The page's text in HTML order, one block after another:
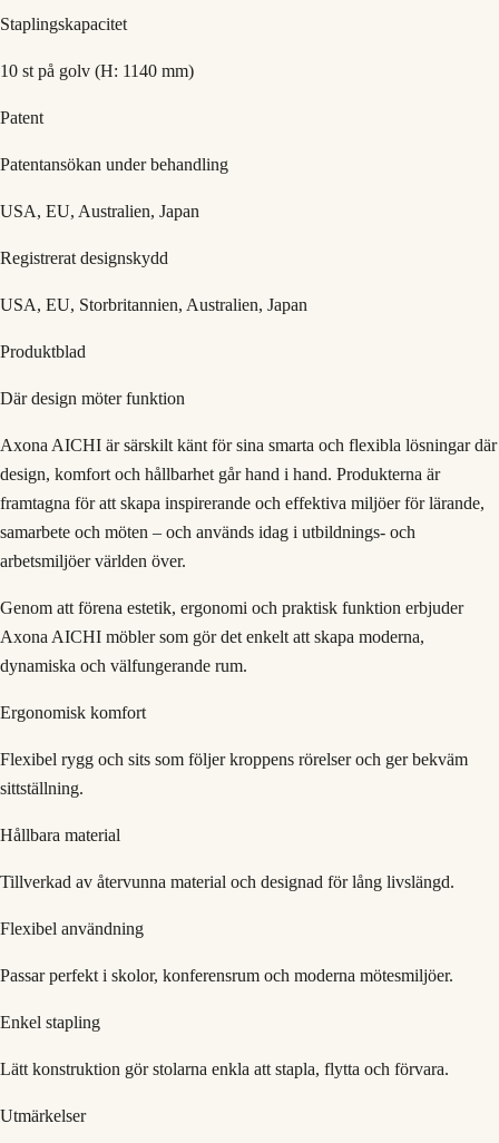
Staplingskapacitet
10 st på golv (H: 1140 mm)
Patent
Patentansökan under behandling
USA, EU, Australien, Japan
Registrerat designskydd
USA, EU, Storbritannien, Australien, Japan
Produktblad
Där design möter funktion
Axona AICHI är särskilt känt för sina smarta och flexibla lösningar där
design, komfort och hållbarhet går hand i hand. Produkterna är
framtagna för att skapa inspirerande och effektiva miljöer för lärande,
samarbete och möten – och används idag i utbildnings- och
arbetsmiljöer världen över.
Genom att förena estetik, ergonomi och praktisk funktion erbjuder
Axona AICHI möbler som gör det enkelt att skapa moderna,
dynamiska och välfungerande rum.
Ergonomisk komfort
Flexibel rygg och sits som följer kroppens rörelser och ger bekväm
sittställning.
Hållbara material
Tillverkad av återvunna material och designad för lång livslängd.
Flexibel användning
Passar perfekt i skolor, konferensrum och moderna mötesmiljöer.
Enkel stapling
Lätt konstruktion gör stolarna enkla att stapla, flytta och förvara.
Utmärkelser